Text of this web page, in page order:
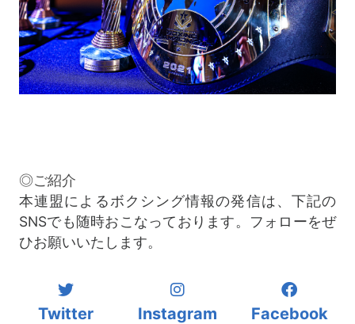
◎ご紹介
本連盟によるボクシング情報の発信は、下記の
SNSでも随時おこなっております。フォローをぜ
ひお願いいたします。
Twitter Instagram Facebook